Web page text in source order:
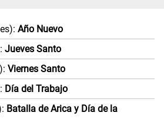
Año Nuevo
Jueves Santo
Viernes Santo
Día del Trabajo
Batalla de Arica y Día de la